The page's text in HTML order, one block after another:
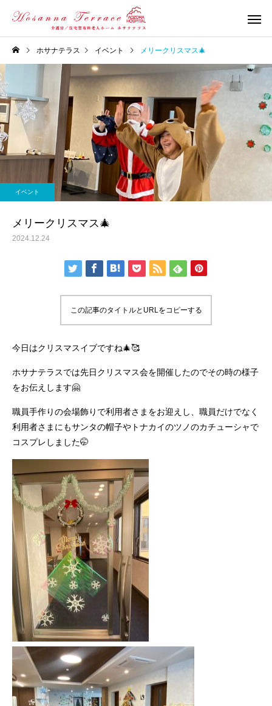
ホサナテラス イベント メリークリスマス🎄
イベント
メリークリスマス🎄
2024.12.24
この記事のタイトルとURLをコピーする
今日はクリスマスイブですね🎄🥰
ホサナテラスでは先日クリスマス会を開催したのでその時の様子
をお伝えします🤗
職員手作りの会場飾りで利用者さまをお迎えし、職員だけでなく
利用者さまにもサンタの帽子やトナカイのツノのカチューシャで
コスプレしました🤭